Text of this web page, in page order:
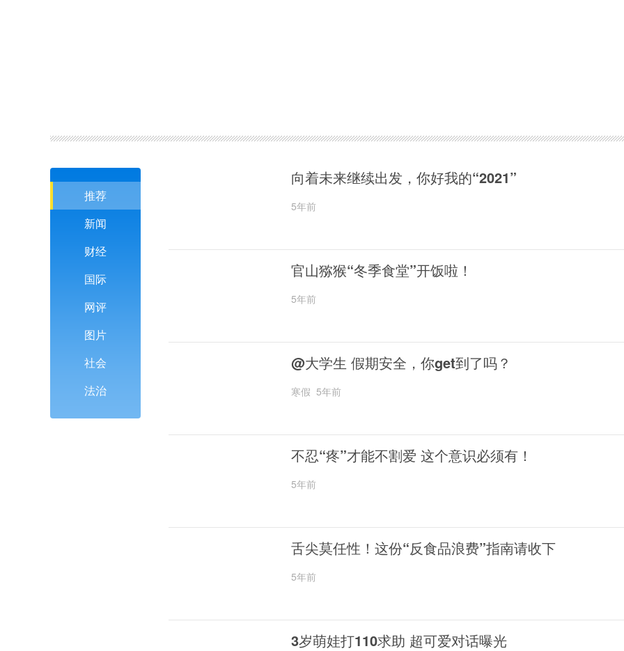
推荐
新闻
财经
国际
网评
图片
社会
法治
向着未来继续出发，你好我的“2021”
5年前
官山猕猴“冬季食堂”开饭啦！
5年前
@大学生 假期安全，你get到了吗？
寒假 5年前
不忍“疼”才能不割爱 这个意识必须有！
5年前
舌尖莫任性！这份“反食品浪费”指南请收下
5年前
3岁萌娃打110求助 超可爱对话曝光